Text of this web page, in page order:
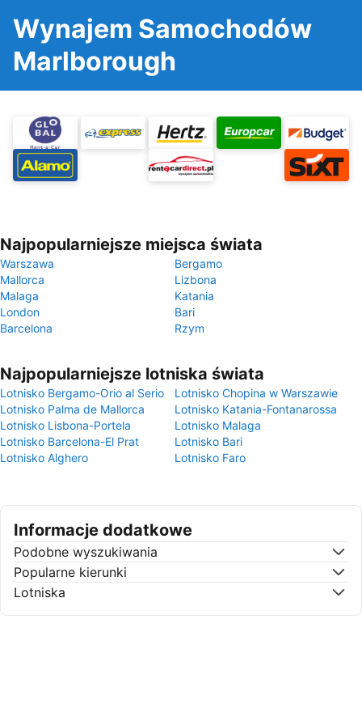
Wynajem Samochodów
Marlborough
Najpopularniejsze miejsca świata
Warszawa
Bergamo
Mallorca
Lizbona
Malaga
Katania
London
Bari
Barcelona
Rzym
Najpopularniejsze lotniska świata
Lotnisko Bergamo-Orio al Serio
Lotnisko Chopina w Warszawie
Lotnisko Palma de Mallorca
Lotnisko Katania-Fontanarossa
Lotnisko Lisbona-Portela
Lotnisko Malaga
Lotnisko Barcelona-El Prat
Lotnisko Bari
Lotnisko Alghero
Lotnisko Faro
Informacje dodatkowe
Podobne wyszukiwania
Popularne kierunki
Lotniska